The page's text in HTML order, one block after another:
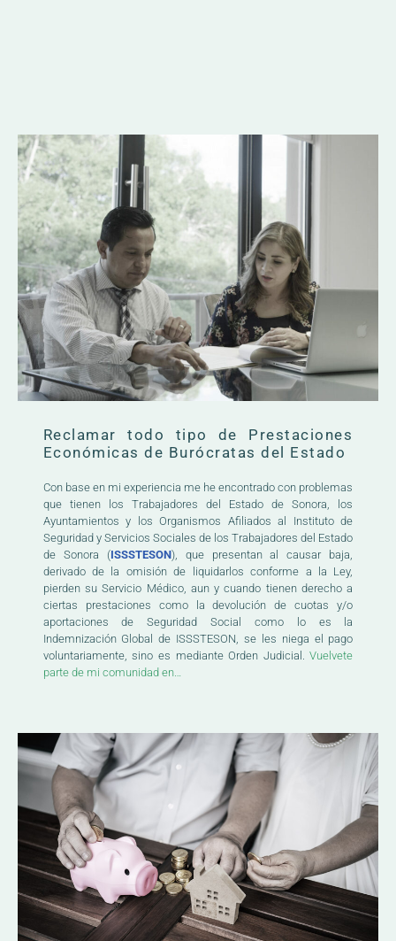
Reclamar todo tipo de Prestaciones
Económicas de Burócratas del Estado
Con base en mi experiencia me he encontrado con problemas
que tienen los Trabajadores del Estado de Sonora, los
Ayuntamientos y los Organismos Afiliados al Instituto de
Seguridad y Servicios Sociales de los Trabajadores del Estado
de Sonora (ISSSTESON), que presentan al causar baja,
derivado de la omisión de liquidarlos conforme a la Ley,
pierden su Servicio Médico, aun y cuando tienen derecho a
ciertas prestaciones como la devolución de cuotas y/o
aportaciones de Seguridad Social como lo es la
Indemnización Global de ISSSTESON, se les niega el pago
voluntariamente, sino es mediante Orden Judicial.Vuelvete
parte de mi comunidad en…